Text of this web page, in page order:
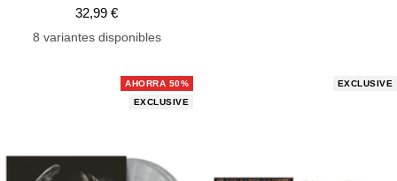
Precio
de
32,99 €
8 variantes disponibles
AHORRA 50%
EXCLUSIVE
EXCLUSIVE